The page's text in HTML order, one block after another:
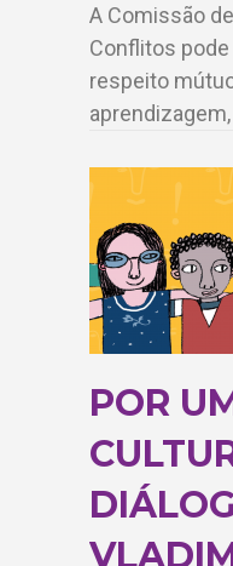
A Comissão
Conflitos
respeito
POR